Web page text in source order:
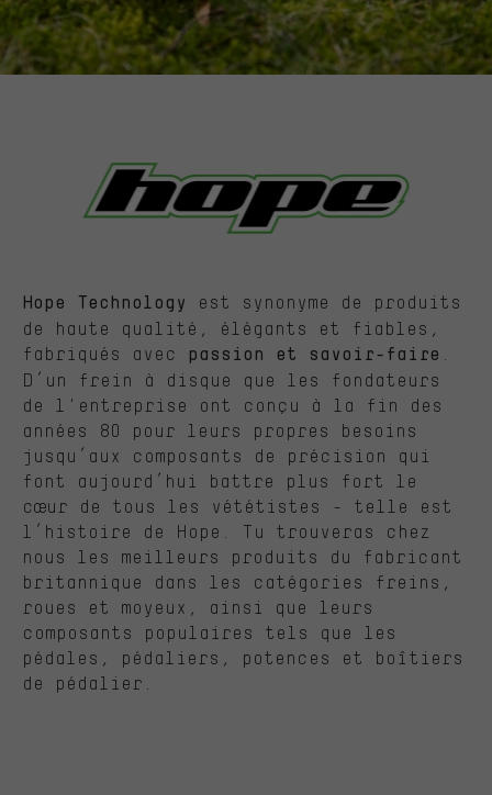
Hope Technology
est synonyme de produits
de haute qualité, élégants et fiables,
fabriqués avec
passion et savoir-faire
D’un frein à disque que les fondateurs
de l'entreprise ont conçu à la fin des
années 80 pour leurs propres besoins
jusqu’aux composants de précision qui
font aujourd’hui battre plus fort le
cœur de tous les vététistes - telle est
l’histoire de Hope. Tu trouveras chez
nous les meilleurs produits du fabricant
britannique dans les catégories freins,
roues et moyeux, ainsi que leurs
composants populaires tels que les
pédales, pédaliers, potences et boîtiers
de pédalier.